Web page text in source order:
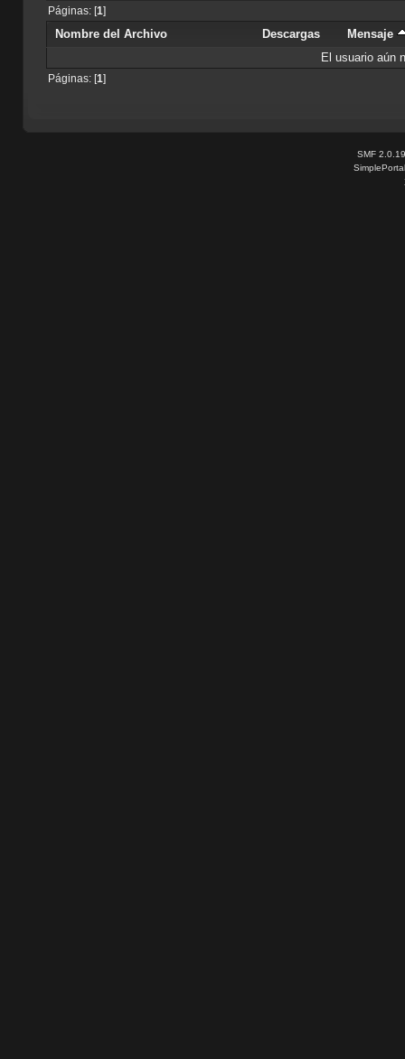
Páginas: [1]
Nombre del Archivo Descargas
Mensaje
El usuario aún
Páginas: [1]
SMF 2.0.19